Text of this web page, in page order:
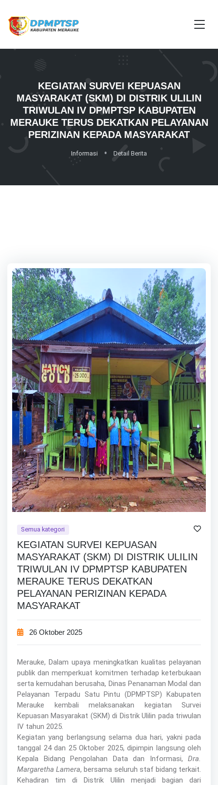
KEGIATAN SURVEI KEPUASAN
MASYARAKAT (SKM) DI DISTRIK ULILIN
TRIWULAN IV DPMPTSP KABUPATEN
MERAUKE TERUS DEKATKAN PELAYANAN
PERIZINAN KEPADA MASYARAKAT
Informasi Detail Berita
Semua kategori
KEGIATAN SURVEI KEPUASAN
MASYARAKAT (SKM) DI DISTRIK ULILIN
TRIWULAN IV DPMPTSP KABUPATEN
MERAUKE TERUS DEKATKAN
PELAYANAN PERIZINAN KEPADA
MASYARAKAT
26 Oktober 2025
Merauke, Dalam upaya meningkatkan kualitas pelayanan
publik dan memperkuat komitmen terhadap keterbukaan
serta kemudahan berusaha, Dinas Penanaman Modal dan
Pelayanan Terpadu Satu Pintu (DPMPTSP) Kabupaten
Merauke kembali melaksanakan kegiatan Survei
Kepuasan Masyarakat (SKM) di Distrik Ulilin pada triwulan
IV tahun 2025.
Kegiatan yang berlangsung selama dua hari, yakni pada
tanggal 24 dan 25 Oktober 2025, dipimpin langsung oleh
Kepala Bidang Pengolahan Data dan Informasi, Dra.
Margaretha Lamera, bersama seluruh staf bidang terkait.
Kehadiran tim di Distrik Ulilin menjadi bagian dari